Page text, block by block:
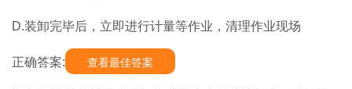
D.装卸完毕后，立即进行计量等作业，清理作业现场
正确答案: 查看最佳答案